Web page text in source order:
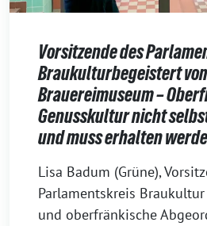
Vorsitzende des
Braukulturbegeistert
Brauereimuseum –
Genusskultur nicht
und muss erhalten
27.
Juni
2022
Lisa Badum (Grüne),
Parlamentskreis
und oberfränkische